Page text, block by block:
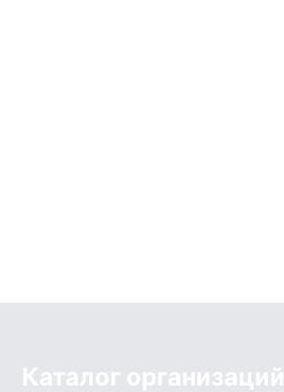
Каталог организаций